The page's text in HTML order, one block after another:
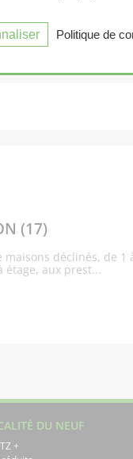
OLERON
(17)
maisons déclinés, de 1
aux prest...
DU NEUF
+
Politique de